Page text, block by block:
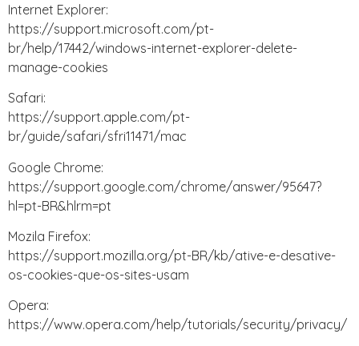
Internet Explorer:
https://support.microsoft.com/pt-
br/help/17442/windows-internet-explorer-delete-
manage-cookies
Safari:
https://support.apple.com/pt-
br/guide/safari/sfri11471/mac
Google Chrome:
https://support.google.com/chrome/answer/95647?
hl=pt-BR&hlrm=pt
Mozila Firefox:
https://support.mozilla.org/pt-BR/kb/ative-e-desative-
os-cookies-que-os-sites-usam
Opera:
https://www.opera.com/help/tutorials/security/privacy/